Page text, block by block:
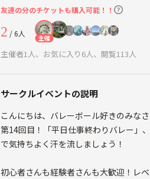
友達の分のチケットも購入可能！！
2 / 6人 主催
主催者1人、お気に入り6人、閲覧113人
サークルイベントの説明
こんにちは、バレーボール好きのみな
第14回目！「平日仕事終わりバレー」
で気持ちよく汗を流しましょう！
初心者さんも経験者さんも大歓迎！レ